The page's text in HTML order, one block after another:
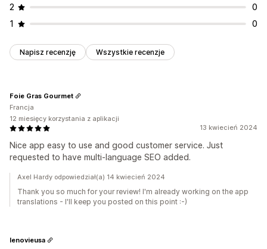
2
0
1
0
Napisz recenzję Wszystkie recenzje
13 kwiecień 2024
Nice app easy to use and good customer service. Just
requested to have multi-language SEO added.
Foie Gras Gourmet
Francja
12 miesięcy korzystania z aplikacji
Axel Hardy odpowiedział(a) 14 kwiecień 2024
Thank you so much for your review! I'm already working on the app
translations - I'll keep you posted on this point :-)
lenovieusa